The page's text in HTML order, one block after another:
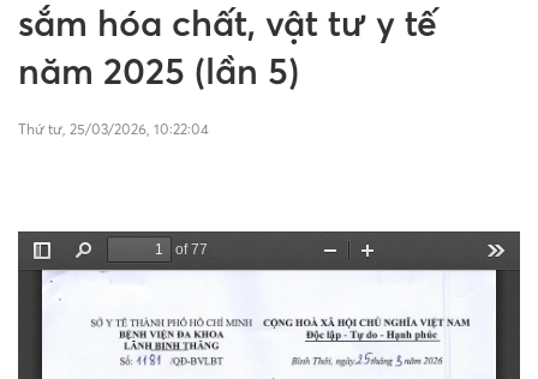
sắm hóa chất, vật tư y tế
năm 2025 (lần 5)
Thứ tư, 25/03/2026, 10:22:04